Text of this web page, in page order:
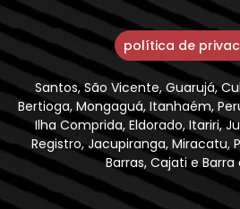
política de
Santos, São Vicente, Guarujá,
Bertioga, Mongaguá, Itanhaém,
Ilha Comprida, Eldorado, Itariri,
Registro, Jacupiranga, Miracatu,
Barras, Cajati e Barra